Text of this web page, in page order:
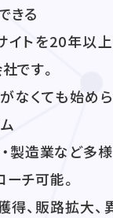
きる
イトを20年以
です。
なくても始め
製造業など多
チ可能。
、販路拡大、